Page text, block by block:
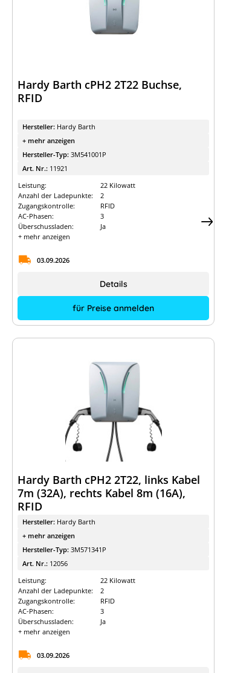
Hardy Barth cPH2 2T22 Buchse,
RFID
Hersteller: Hardy Barth
+ mehr anzeigen
Hersteller-Typ: 3M541001P
Art. Nr.: 11921
Leistung:
22 Kilowatt
Anzahl der Ladepunkte:
2
Zugangskontrolle:
RFID
AC-Phasen:
3
Überschussladen:
Ja
+ mehr anzeigen
03.09.2026
für Preise anmelden
Details
Hardy Barth cPH2 2T22, links Kabel
7m (32A), rechts Kabel 8m (16A),
RFID
Hersteller: Hardy Barth
+ mehr anzeigen
Hersteller-Typ: 3M571341P
Art. Nr.: 12056
Leistung:
22 Kilowatt
Anzahl der Ladepunkte:
2
Zugangskontrolle:
RFID
AC-Phasen:
3
Überschussladen:
Ja
+ mehr anzeigen
03.09.2026